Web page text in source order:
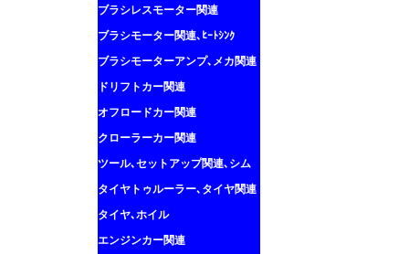
ブラシレスモーター関連
ブラシモーター関連､ﾋｰﾄｼﾝｸ
ブラシモーターアンプ､メカ関連
ドリフトカー関連
オフロードカー関連
クローラーカー関連
ツール､セットアップ関連､シム
タイヤトゥルーラー､タイヤ関連
タイヤ､ホイル
エンジンカー関連